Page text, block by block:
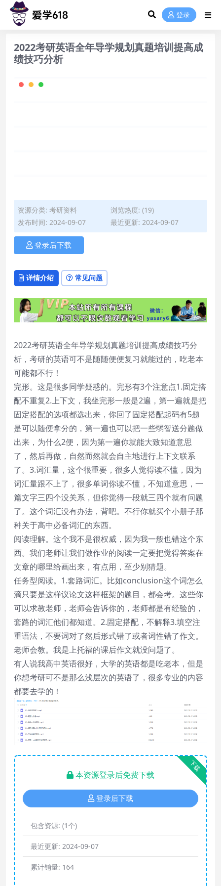
登录
2022考研英语全年导学规划真题培训提高成
绩技巧分析
资源分类: 考研资料
浏览热度: (19)
发布时间: 2024-09-07
最近更新: 2024-09-07
登录后下载
详情介绍 常见问题
2022考研英语全年导学规划真题培训提高成绩技巧分
析，考研的英语可不是随随便便复习就能过的，吃老本
可能都不行！
完形。这是很多同学疑惑的。完形有3个注意点1.固定搭
配不重复2.上下文，我坐完形一般是2遍，第一遍就是把
固定搭配的选项都选出来，你回了固定搭配起码有5题
是可以随便拿分的，第一遍也可以把一些弱智送分题做
出来，为什么2便，因为第一遍你就能大致知道意思
了，然后再做，自然而然就会自主地进行上下文联系
了。3.词汇量，这个很重要，很多人觉得读不懂，因为
词汇量跟不上了，很多单词你读不懂，不知道意思，一
篇文字三四个没关系，但你觉得一段就三四个就有问题
了。这个词汇没有办法，背吧。不行你就买个小册子那
种关于高中必备词汇的东西。
阅读理解。这个我不是很权威，因为我一般也错这个东
西。我们老师让我们做作业的阅读一定要把觉得答案在
文章的哪里给画出来，有点用，至少别猜题。
任务型阅读。1.套路词汇。比如conclusion这个词怎么
滴只要是这样议论文这样框架的题目，都会考。这些你
可以求教老师，老师会告诉你的，老师都是有经验的，
套路的词汇他们都知道。2.固定搭配，不解释3.填空注
重语法，不要词对了然后形式错了或者词性错了作文。
老师会教。我是上托福的课后作文就没问题了。
有人说我高中英语很好，大学的英语都是吃老本，但是
你想考研可不是那么浅层次的英语了，很多专业的内容
都要去学的！
下载
本资源登录后免费下载
登录后下载
包含资源: (1个)
最近更新: 2024-09-07
累计销量: 164